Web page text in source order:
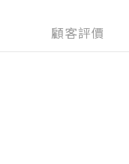
顧客評價